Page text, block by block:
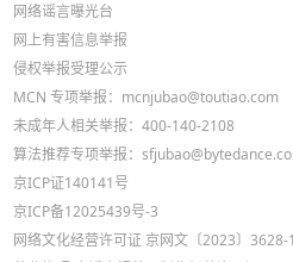
网络谣言曝光台
网上有害信息举报
侵权举报受理公示
MCN 专项举报：mcnjubao@toutiao.com
未成年人相关举报：400-140-2108
算法推荐专项举报：
京ICP证140141号
京ICP备12025439号-3
网络文化经营许可证 京网文〔2023〕3628-